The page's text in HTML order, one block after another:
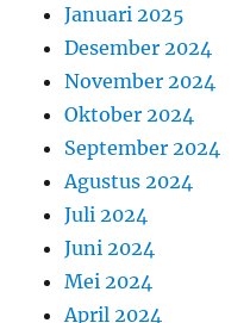
Januari 2025
Desember 2024
November 2024
Oktober 2024
September 2024
Agustus 2024
Juli 2024
Juni 2024
Mei 2024
April 2024